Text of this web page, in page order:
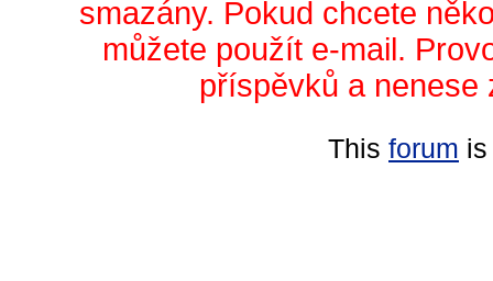
smazány. Pokud chcete
můžete použít e-mail.
příspěvků a nenese
This forum